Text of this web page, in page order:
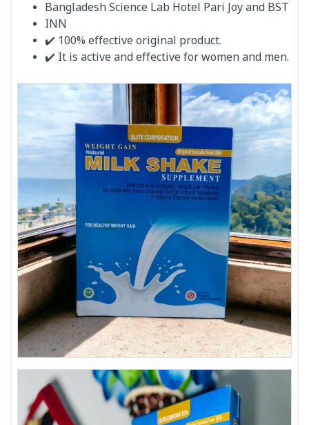
Bangladesh Science Lab Hotel Pari Joy and BST
INN
✔️ 100% effective original product.
✔️ It is active and effective for women and men.